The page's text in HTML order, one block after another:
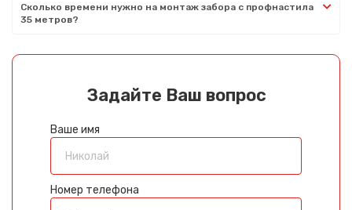
Сколько времени нужно на монтаж забора с профнастила
35 метров?
Задайте Ваш вопрос
Ваше имя
Номер телефона